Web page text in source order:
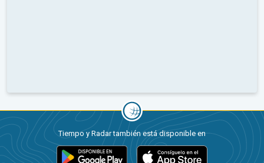
Tiempo y Radar también está disponible en